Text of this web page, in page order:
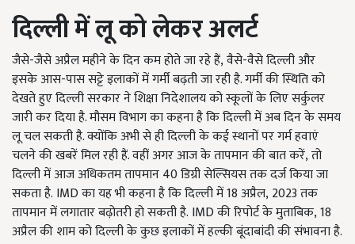
दिल्ली में लू को लेकर अलर्ट
जैसे-जैसे अप्रैल महीने के दिन कम होते जा रहे हैं, वैसे-वैसे दिल्ली और
इसके आस-पास सट्टे इलाकों में गर्मी बढ़ती जा रही है. गर्मी की स्थिति को
देखते हुए दिल्ली सरकार ने शिक्षा निदेशालय को स्कूलों के लिए सर्कुलर
जारी कर दिया है. मौसम विभाग का कहना है कि दिल्ली में अब दिन के समय
लू चल सकती है. क्योंकि अभी से ही दिल्ली के कई स्थानों पर गर्म हवाएं
चलने की खबरें मिल रही हैं. वहीं अगर आज के तापमान की बात करें, तो
दिल्ली में आज अधिकतम तापमान 40डिग्री सेल्सियस तक दर्ज किया जा
सकता है. IMD का यह भी कहना है कि दिल्ली में 18अप्रैल, 2023तक
तापमान में लगातार बढ़ोतरी हो सकती है. IMD की रिपोर्ट के मुताबिक, 18
अप्रैल की शाम को दिल्ली के कुछ इलाकों में हल्की बूंदाबांदी की संभावना है.